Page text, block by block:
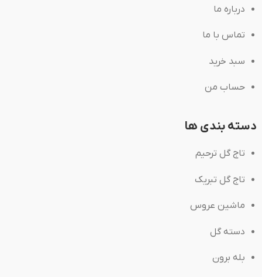
درباره ما
تماس با ما
سبد خرید
حساب من
دسته بندی ها
تاج گل ترحیم
تاج گل تبریک
ماشین عروس
دسته گل
بله برون